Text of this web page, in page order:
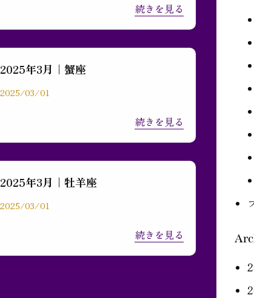
続きを見る
2025年3月｜蟹座
2025/03/01
続きを見る
2025年3月｜牡羊座
2025/03/01
続きを見る